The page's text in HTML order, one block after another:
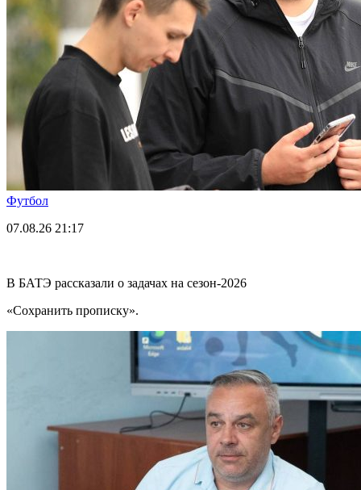
Футбол
07.08.26 21:17
В БАТЭ рассказали о задачах на сезон-2026
«Сохранить прописку».